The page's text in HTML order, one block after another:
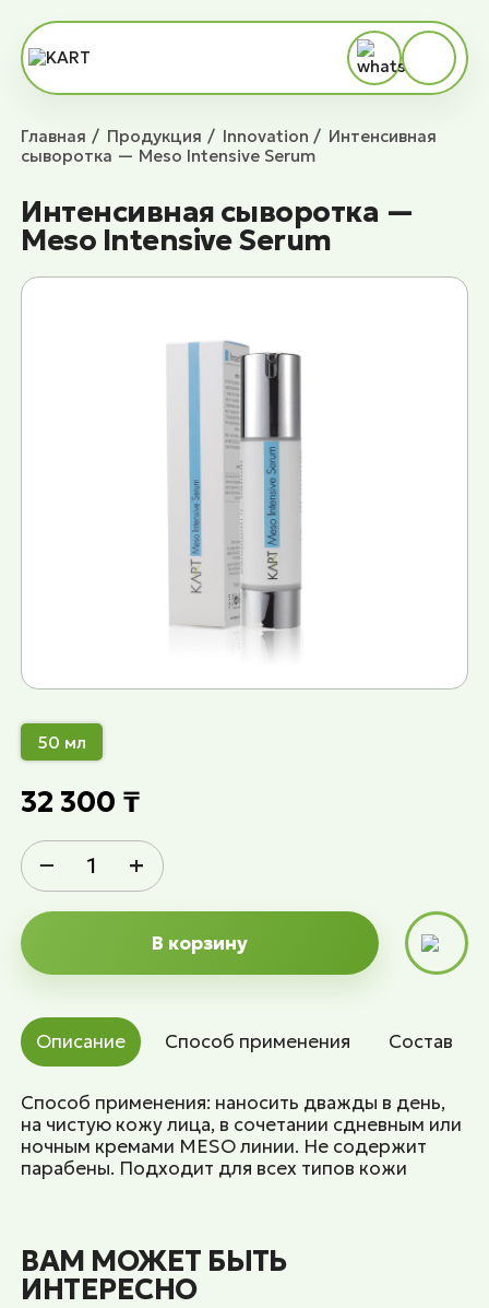
Главная Продукция Innovation
Интенсивная
сыворотка — Meso Intensive Serum
Интенсивная сыворотка —
Meso Intensive Serum
50 мл
32 300 ₸
− +
В корзину
Описание Способ применения Состав
Способ применения: наносить дважды в день,
на чистую кожу лица, в сочетании сдневным или
ночным кремами MESO линии. Не содержит
парабены. Подходит для всех типов кожи
ВАМ МОЖЕТ БЫТЬ
ИНТЕРЕСНО